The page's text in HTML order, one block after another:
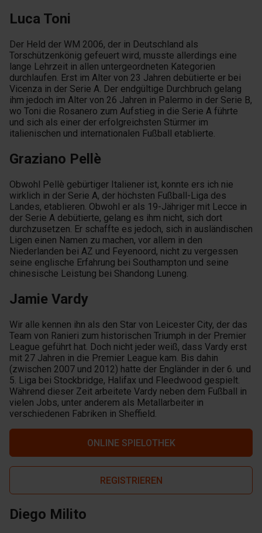
Luca Toni
Der Held der WM 2006, der in Deutschland als
Torschützenkönig gefeuert wird, musste allerdings eine
lange Lehrzeit in allen untergeordneten Kategorien
durchlaufen. Erst im Alter von 23 Jahren debütierte er bei
Vicenza in der Serie A. Der endgültige Durchbruch gelang
ihm jedoch im Alter von 26 Jahren in Palermo in der Serie B,
wo Toni die Rosanero zum Aufstieg in die Serie A führte
und sich als einer der erfolgreichsten Stürmer im
italienischen und internationalen Fußball etablierte.
Graziano Pellè
Obwohl Pellè gebürtiger Italiener ist, konnte ers ich nie
wirklich in der Serie A, der höchsten Fußball-Liga des
Landes, etablieren. Obwohl er als 19-Jähriger mit Lecce in
der Serie A debütierte, gelang es ihm nicht, sich dort
durchzusetzen. Er schaffte es jedoch, sich in ausländischen
Ligen einen Namen zu machen, vor allem in den
Niederlanden bei AZ und Feyenoord, nicht zu vergessen
seine englische Erfahrung bei Southampton und seine
chinesische Leistung bei Shandong Luneng.
Jamie Vardy
Wir alle kennen ihn als den Star von Leicester City, der das
Team von Ranieri zum historischen Triumph in der Premier
League geführt hat. Doch nicht jeder weiß, dass Vardy erst
mit 27 Jahren in die Premier League kam. Bis dahin
(zwischen 2007 und 2012) hatte der Engländer in der 6. und
5. Liga bei Stockbridge, Halifax und Fleedwood gespielt.
Während dieser Zeit arbeitete Vardy neben dem Fußball in
vielen Jobs, unter anderem als Metallarbeiter in
verschiedenen Fabriken in Sheffield.
ONLINE SPIELOTHEK
REGISTRIEREN
Diego Milito